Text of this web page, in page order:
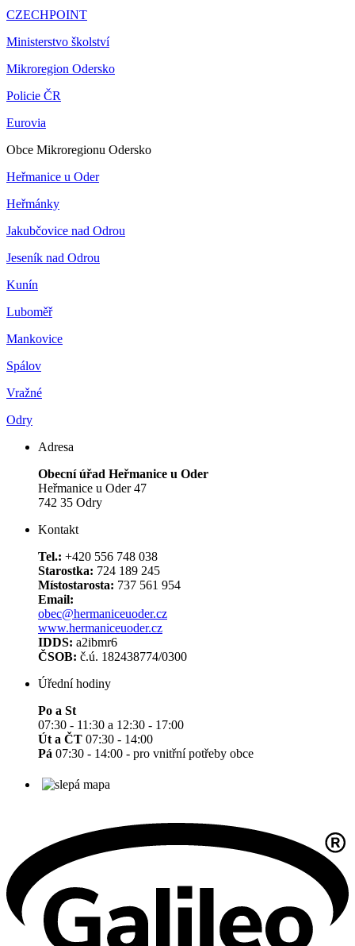
CZECHPOINT
Ministerstvo školství
Mikroregion Odersko
Policie ČR
Eurovia
Obce Mikroregionu Odersko
Heřmanice u Oder
Heřmánky
Jakubčovice nad Odrou
Jeseník nad Odrou
Kunín
Luboměř
Mankovice
Spálov
Vražné
Odry
Adresa
Obecní úřad Heřmanice u Oder
Heřmanice u Oder 47
742 35 Odry
Kontakt
Tel.: +420 556 748 038
Starostka: 724 189 245
Místostarosta: 737 561 954
Email:
obec@hermaniceuoder.cz
www.hermaniceuoder.cz
IDDS: a2ibmr6
ČSOB: č.ú. 182438774/0300
Úřední hodiny
Po a St
07:30 - 11:30 a 12:30 - 17:00
Út a ČT 07:30 - 14:00
Pá 07:30 - 14:00 - pro vnitřní potřeby obce